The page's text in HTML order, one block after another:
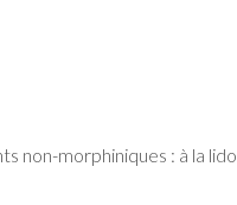
non-morphiniques : à la